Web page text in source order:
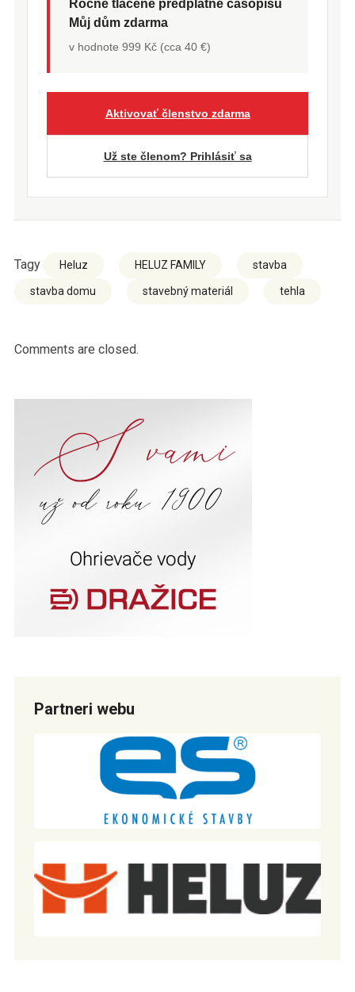
Ročné tlačené predplatné časopisu
Můj dům zdarma
v hodnote 999 Kč (cca 40 €)
Aktivovať členstvo zdarma
Už ste členom? Prihlásiť sa
Tagy Heluz HELUZ FAMILY stavba
stavba domu stavebný materiál tehla
Comments are closed.
Partneri webu